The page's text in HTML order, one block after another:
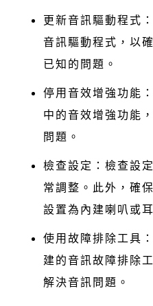
更新音訊驅動程式
音訊驅動程式，以
已知的問題。
停用音效增強功能
中的音效增強功能
問題。
檢查設定：檢查設
常調整。此外，確
設置為內建喇叭或
使用故障排除工具
建的音訊故障排除
解決音訊問題。